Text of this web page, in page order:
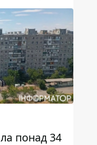
поранення
понад 34